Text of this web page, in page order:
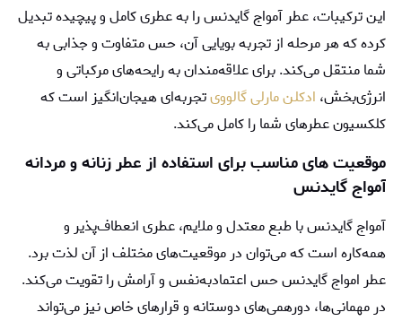
این ترکیبات، عطر آمواج گایدنس را به عطری کامل و پیچیده تبدیل
کرده که هر مرحله از تجربه بویایی آن، حس متفاوت و جذابی به
شما منتقل می‌کند. برای علاقه‌مندان به رایحه‌های مرکباتی و
انرژی‌بخش، ادکلن مارلی گالوویتجربه‌ای هیجان‌انگیز است که
کلکسیون عطرهای شما را کامل می‌کند.
موقعیت ‌های مناسب برای استفاده از عطر زنانه و مردانه
آمواج گایدنس
آمواج گایدنس با طبع معتدل و ملایم، عطری انعطاف‌پذیر و
همه‌کاره است که می‌توان در موقعیت‌های مختلف از آن لذت برد.
عطر امواج گایدنس حس اعتمادبه‌نفس و آرامش را تقویت می‌کند.
در مهمانی‌ها، دورهمی‌های دوستانه و قرارهای خاص نیز می‌تواند